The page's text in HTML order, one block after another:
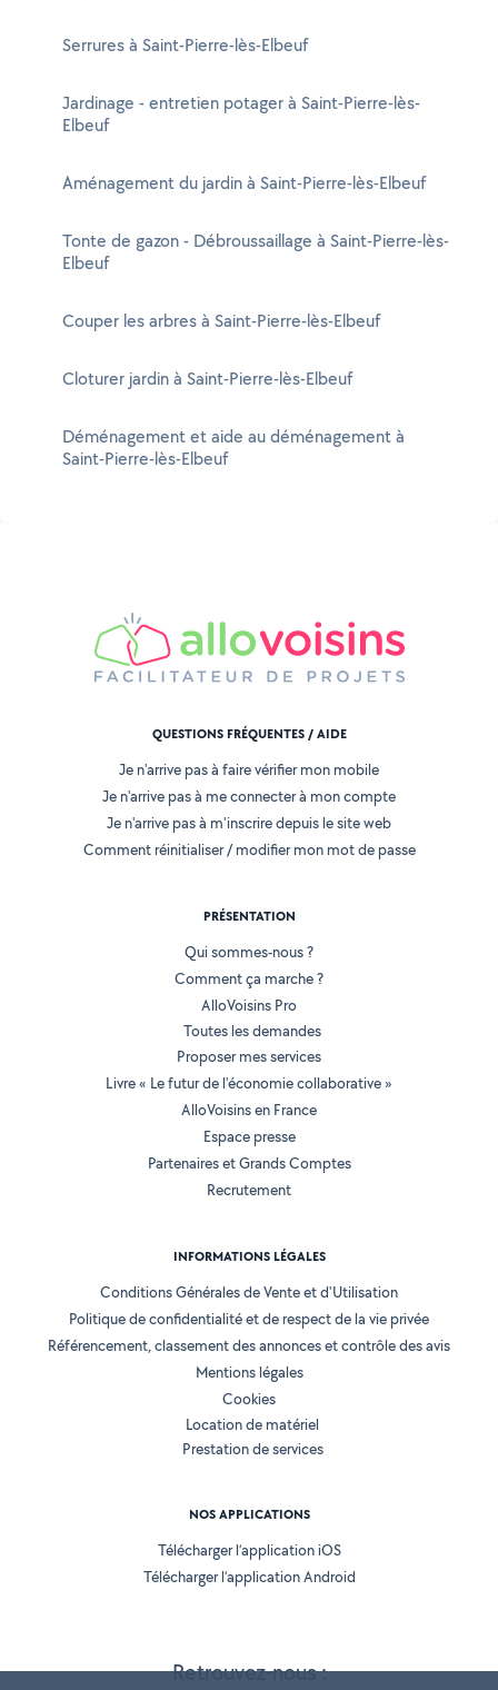
Serrures à Saint-Pierre-lès-Elbeuf
Jardinage - entretien potager à Saint-Pierre-lès-
Elbeuf
Aménagement du jardin à Saint-Pierre-lès-Elbeuf
Tonte de gazon - Débroussaillage à Saint-Pierre-lès-
Elbeuf
Couper les arbres à Saint-Pierre-lès-Elbeuf
Cloturer jardin à Saint-Pierre-lès-Elbeuf
Déménagement et aide au déménagement à
Saint-Pierre-lès-Elbeuf
Retrouvez-nous :
QUESTIONS FRÉQUENTES / AIDE
Je n'arrive pas à faire vérifier mon mobile
Je n'arrive pas à me connecter à mon compte
Je n'arrive pas à m'inscrire depuis le site web
Comment réinitialiser / modifier mon mot de passe
PRÉSENTATION
Qui sommes-nous ?
Comment ça marche ?
AlloVoisins Pro
Toutes les demandes
Proposer mes services
Livre « Le futur de l'économie collaborative »
AlloVoisins en France
Espace presse
Partenaires et Grands Comptes
Recrutement
INFORMATIONS LÉGALES
Conditions Générales de Vente et d'Utilisation
Politique de confidentialité et de respect de la vie privée
Référencement, classement des annonces et contrôle des avis
Mentions légales
Cookies
Location de matériel
Prestation de services
NOS APPLICATIONS
Télécharger l’application iOS
Télécharger l’application Android